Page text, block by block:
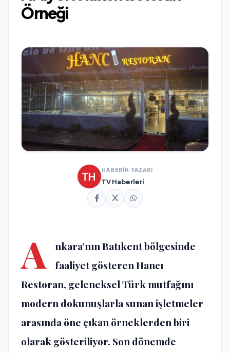
Örneği
HABERİN YAZARI
TV Haberleri
A
nkara’nın Batıkent bölgesinde
faaliyet gösteren Hancı
Restoran, geleneksel Türk mutfağını
modern dokunuşlarla sunan işletmeler
arasında öne çıkan örneklerden biri
olarak gösteriliyor. Son dönemde